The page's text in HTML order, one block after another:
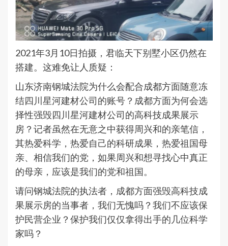
2021年3月10日拍摄，君临天下别墅小区仍然在
搭建。这难免让人质疑：
山东济南钢城法院为什么会配合成都方面随意冻
结四川星河建材公司的账号？成都方面为何会选
择性强毁四川星河建材公司的高科技成果展示
房？记者虽然在无意之中获得周兴和的亲笔信，
其热爱科学，热爱自己的科研成果，热爱祖国母
亲、相信我们的党，如果周兴和想寻找心中真正
的母亲，应该是我们的党和祖国。
请问钢城法院的执法者，成都方面强毁高科技成
果展示房的当事者，我们无愧吗？我们不应该保
护民营企业？保护我们仅仅拿得出手的几位科学
家吗？